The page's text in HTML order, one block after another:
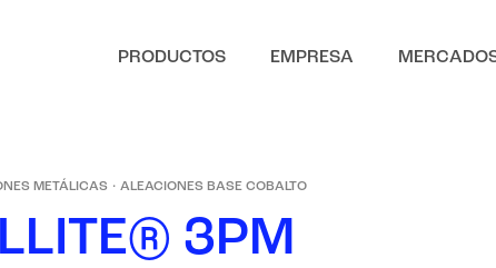
PRODUCTOS EMPRESA
METÁLICAS · ALEACIONES BASE COBALTO
LLITE® 3PM